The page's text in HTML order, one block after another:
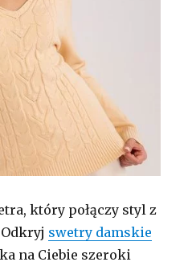
który połączy styl z
swetry damskie
na Ciebie szeroki